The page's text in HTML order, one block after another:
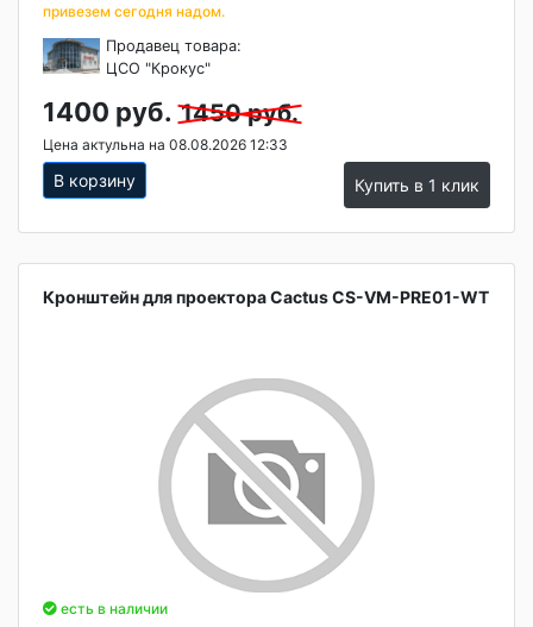
привезем сегодня надом.
Продавец товара:
ЦСО "Крокус"
1400 руб. 1450 руб.
Цена актульна на 08.08.2026 12:33
В корзину Купить в 1 клик
Кронштейн для проектора Cactus CS-VM-PRE01-WT
есть в наличии